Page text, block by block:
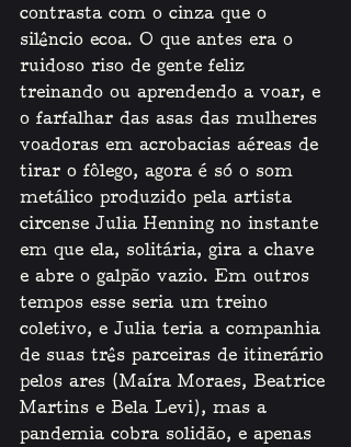
contrasta com o cinza que o
silêncio ecoa. O que antes era o
ruidoso riso de gente feliz
treinando ou aprendendo a voar, e
o farfalhar das asas das mulheres
voadoras em acrobacias aéreas de
tirar o fôlego, agora é só o som
metálico produzido pela artista
circense Julia Henning no instante
em que ela, solitária, gira a chave
e abre o galpão vazio. Em outros
tempos esse seria um treino
coletivo, e Julia teria a companhia
de suas três parceiras de itinerário
pelos ares (Maíra Moraes, Beatrice
Martins e Bela Levi), mas a
pandemia cobra solidão, e apenas